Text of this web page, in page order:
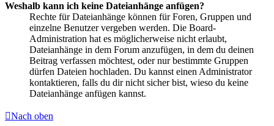
Weshalb kann ich keine Dateianhänge anfügen?
Rechte für Dateianhänge können für Foren, Gruppen und
einzelne Benutzer vergeben werden. Die Board-
Administration hat es möglicherweise nicht erlaubt,
Dateianhänge in dem Forum anzufügen, in dem du deinen
Beitrag verfassen möchtest, oder nur bestimmte Gruppen
dürfen Dateien hochladen. Du kannst einen Administrator
kontaktieren, falls du dir nicht sicher bist, wieso du keine
Dateianhänge anfügen kannst.
Nach oben